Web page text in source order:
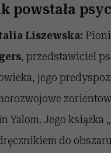
powstała
Liszewska:
, przedstawiciel
jego
Yalom. Jego książka
do